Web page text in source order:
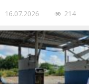
16.07.2026 214